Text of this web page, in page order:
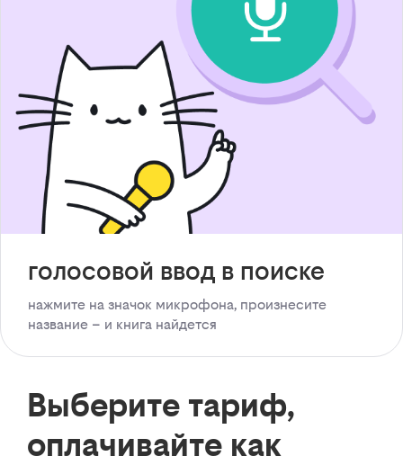
голосовой ввод в поиске
нажмите на значок микрофона, произнесите
название – и книга найдется
Выберите тариф,
оплачивайте как